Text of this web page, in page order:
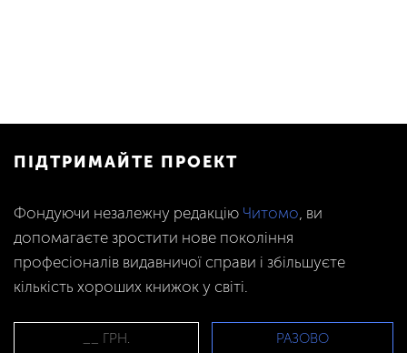
ПІДТРИМАЙТЕ ПРОЕКТ
Фондуючи незалежну редакцію Читомо , ви
допомагаєте зростити нове покоління
професіоналів видавничої справи і збільшуєте
кількість хороших книжок у світі.
РАЗОВО